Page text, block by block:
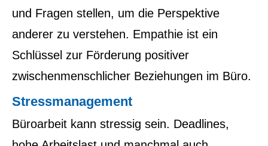
und Fragen stellen, um die Perspektive
anderer zu verstehen. Empathie ist ein
Schlüssel zur Förderung positiver
zwischenmenschlicher Beziehungen im Büro.
Stressmanagement
Büroarbeit kann stressig sein. Deadlines,